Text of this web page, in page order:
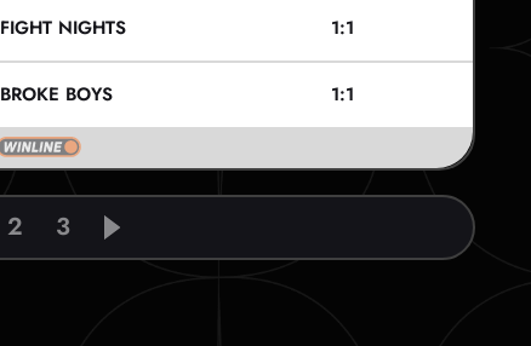
FIGHT NIGHTS 1:1
BROKE BOYS 1:1
2 3